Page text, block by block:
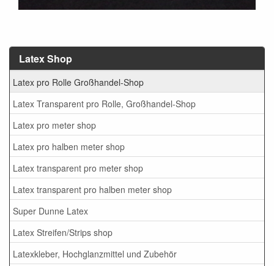
Latex Shop
Latex pro Rolle Großhandel-Shop
Latex Transparent pro Rolle, Großhandel-Shop
Latex pro meter shop
Latex pro halben meter shop
Latex transparent pro meter shop
Latex transparent pro halben meter shop
Super Dunne Latex
Latex Streifen/Strips shop
Latexkleber, Hochglanzmittel und Zubehör